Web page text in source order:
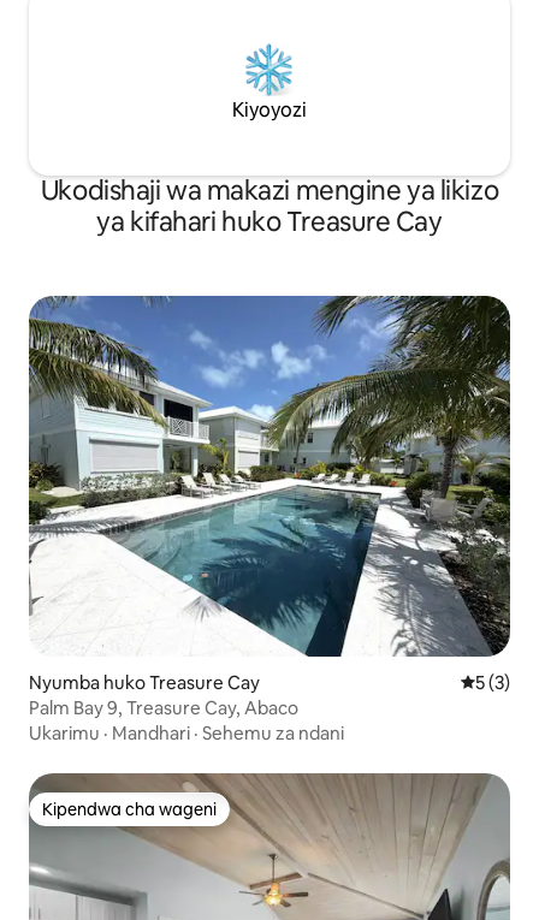
Kiyoyozi
Ukodishaji wa makazi mengine ya likizo
ya kifahari huko Treasure Cay
Nyumba huko Treasure Cay
5 (3)
Palm Bay 9, Treasure Cay, Abaco
Ukarimu · Mandhari · Sehemu za ndani
Kipendwa cha wageni
Kipendwa cha wageni